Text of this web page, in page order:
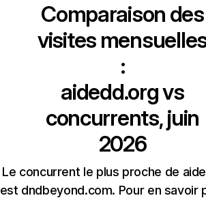
Comparaison des
visites
:
aidedd.orgvs
concurrents, juin
2026
Le concurrent le plus proche de
est dndbeyond.com. Pour en savoir